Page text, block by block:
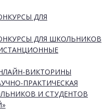
ДЛЯ
ДЛЯ ШКОЛЬНИКОВ
ВИКТОРИНЫ
ПРАКТИЧЕСКАЯ
И СТУДЕНТОВ